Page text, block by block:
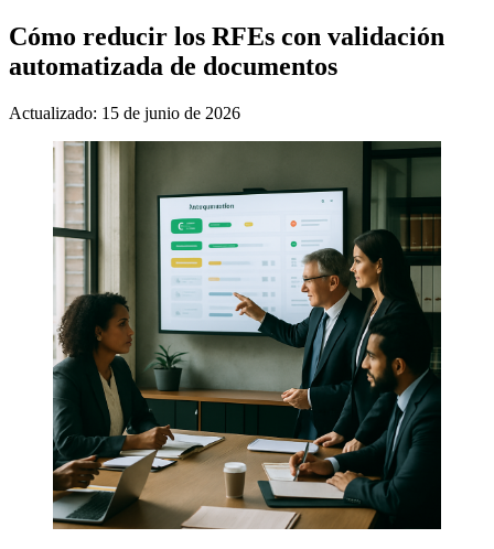
Cómo reducir los RFEs con validación
automatizada de documentos
Actualizado: 15 de junio de 2026